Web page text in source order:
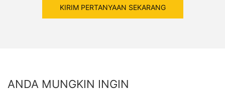
KIRIM PERTANYAAN SEKARANG
ANDA MUNGKIN INGIN